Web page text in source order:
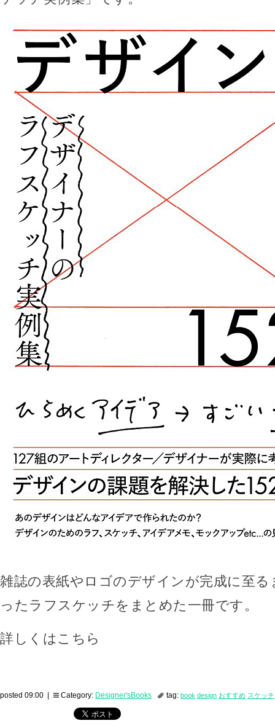
雑誌の表紙やロゴのデザインが完成に至
ったラフスケッチをまとめた一冊です。
詳しくはこちら
posted 09:00 | Category: Designer'sBooks tag: book design おすすめ スケッチ